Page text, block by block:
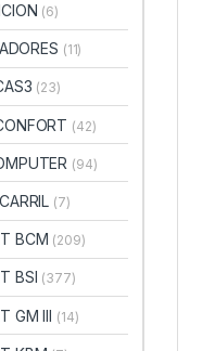
(6)
(11)
(23)
(42)
(94)
(7)
BCM (209)
BSI (377)
GM III (14)